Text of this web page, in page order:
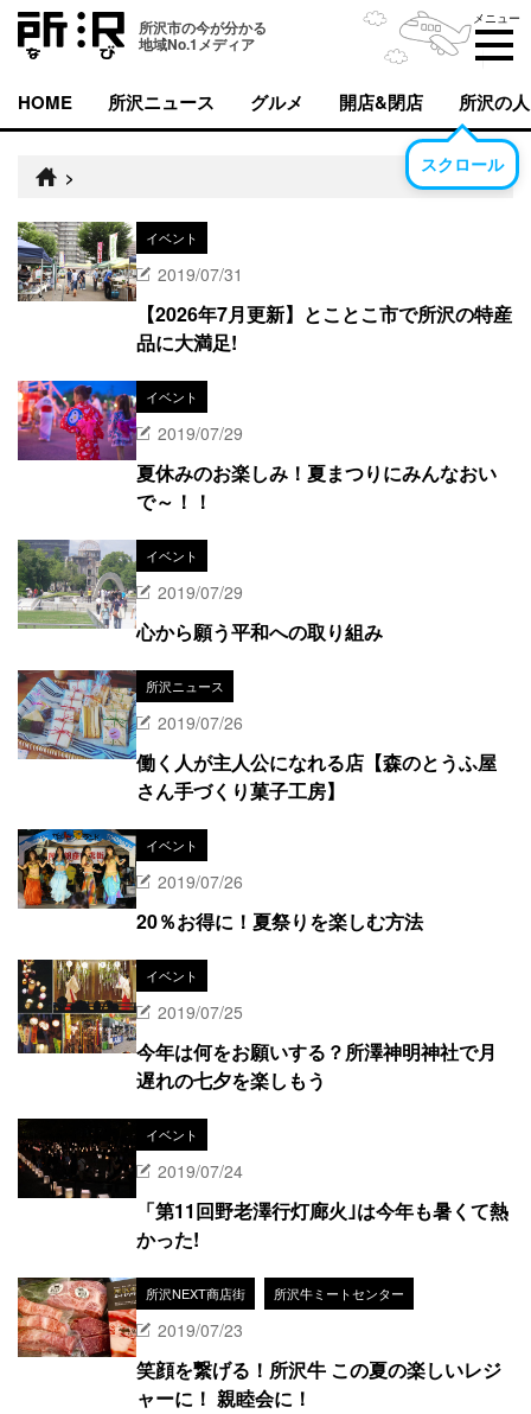
所沢市の今が分かる
地域No.1メディア
メニュー
HOME 所沢ニュース グルメ 開店&閉店 所沢の人
スクロール
>
イベント
2019/07/31
【2026年7月更新】とことこ市で所沢の特産
品に大満足!
イベント
2019/07/29
夏休みのお楽しみ！夏まつりにみんなおい
で～！！
イベント
2019/07/29
心から願う平和への取り組み
所沢ニュース
2019/07/26
働く人が主人公になれる店【森のとうふ屋
さん手づくり菓子工房】
イベント
2019/07/26
20％お得に！夏祭りを楽しむ方法
イベント
2019/07/25
今年は何をお願いする？所澤神明神社で月
遅れの七夕を楽しもう
イベント
2019/07/24
「第11回野老澤行灯廊火｣は今年も暑くて熱
かった!
所沢NEXT商店街 所沢牛ミートセンター
2019/07/23
笑顔を繋げる！所沢牛 この夏の楽しいレジ
ャーに！ 親睦会に！